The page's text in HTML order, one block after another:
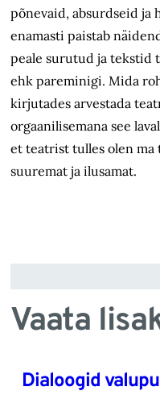
põnevaid, absurdseid
enamasti paistab
peale surutud ja tekstid
ehk pareminigi. Mida
kirjutades arvestada
orgaanilisemana see
et teatrist tulles olen
suuremat ja ilusamat.
Vaata
Dialoogid